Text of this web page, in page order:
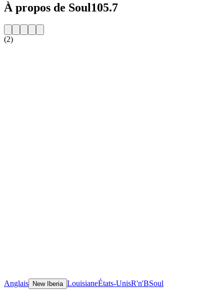
À propos de Soul105.7
(2)
Anglais New Iberia LouisianeÉtats-UnisR'n'BSoul